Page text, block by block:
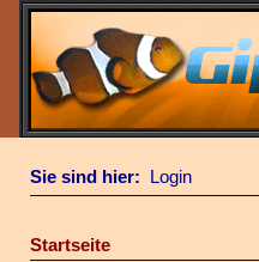
Sie sind hier: Login
Startseite